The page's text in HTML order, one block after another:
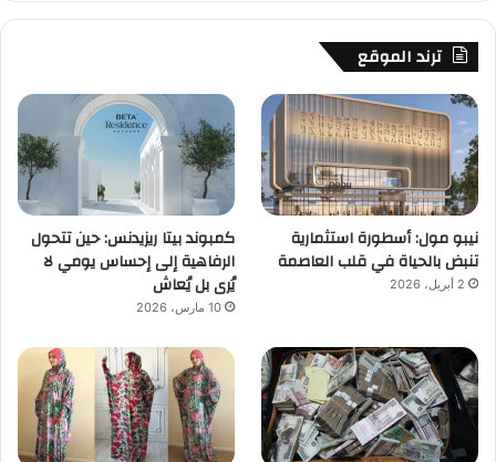
ترند الموقع
نيبو مول: أسطورة استثمارية
تنبض بالحياة في قلب العاصمة
2 أبريل، 2026
كمبوند بيتا ريزيدنس: حين تتحول
الرفاهية إلى إحساس يومي لا
يُرى بل يُعاش
10 مارس، 2026